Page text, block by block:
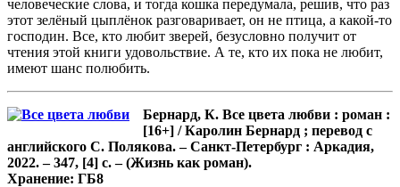
человеческие слова, и тогда кошка передумала, решив, что раз
этот зелёный цыплёнок разговаривает, он не птица, а какой-то
господин. Все, кто любит зверей, безусловно получит от
чтения этой книги удовольствие. А те, кто их пока не любит,
имеют шанс полюбить.
Бернард, К. Все цвета любви : роман :
[16+] / Каролин Бернард ; перевод с
английского С. Полякова. – Санкт-Петербург : Аркадия,
2022. – 347, [4] с. – (Жизнь как роман).
Хранение: ГБ8